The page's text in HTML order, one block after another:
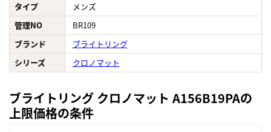
タイプ
メンズ
管理NO
BR109
ブランド
ブライトリング
シリーズ
クロノマット
ブライトリング クロノマット A156B19PAの
上限価格の条件